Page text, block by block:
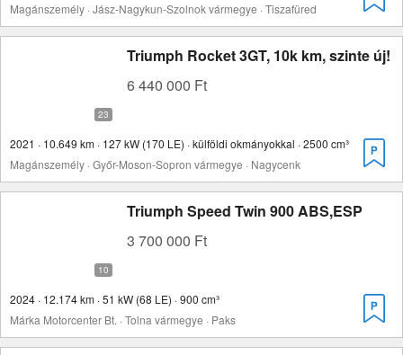
Magánszemély · Jász-Nagykun-Szolnok vármegye · Tiszafüred
Triumph Rocket 3GT, 10k km, szinte új!
6 440 000 Ft
2021 · 10.649 km · 127 kW (170 LE) · külföldi okmányokkal · 2500 cm³
Magánszemély · Győr-Moson-Sopron vármegye · Nagycenk
Triumph Speed Twin 900 ABS,ESP
3 700 000 Ft
2024 · 12.174 km · 51 kW (68 LE) · 900 cm³
Márka Motorcenter Bt. · Tolna vármegye · Paks